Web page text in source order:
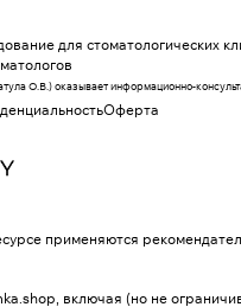
для стоматологических
О.В.) оказывает информационно-
Оферта
применяются
включая (но не